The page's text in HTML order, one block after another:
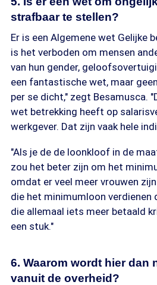
strafbaar te stellen?
Er is een Algemene wet Gelijke
is het verboden om mensen
van hun gender,
een fantastische wet, maar
per se dicht," zegt Besamusca.
wet betrekking heeft op
werkgever. Dat zijn vaak hele
"Als je de de loonkloof in de
zou het beter zijn om het
omdat er veel meer vrouwen
die het minimumloon verdienen
die allemaal iets meer betaald
een stuk."
6. Waarom wordt hier dan
vanuit de overheid?